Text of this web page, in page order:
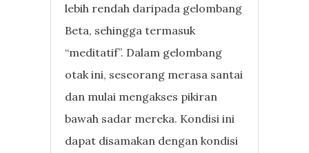
lebih rendah daripada gelombang
Beta, sehingga termasuk
“meditatif”. Dalam gelombang
otak ini, seseorang merasa santai
dan mulai mengakses pikiran
bawah sadar mereka. Kondisi ini
dapat disamakan dengan kondisi